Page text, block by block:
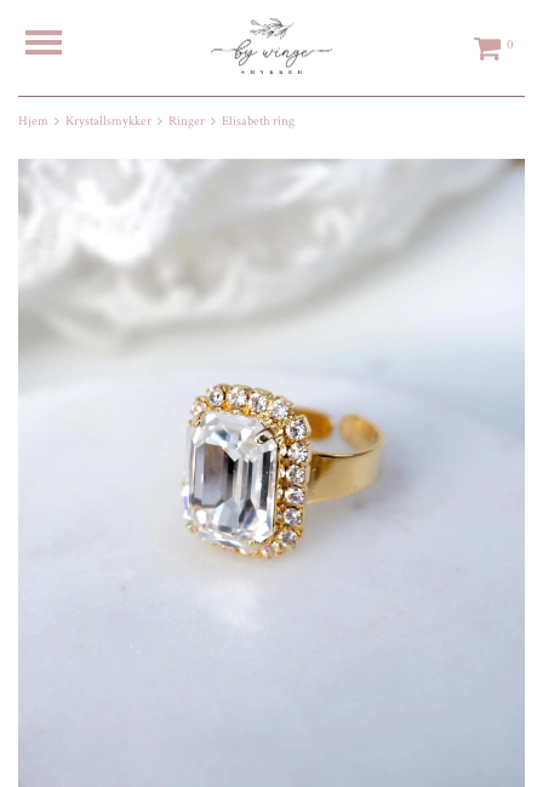
0
Hjem Krystallsmykker Ringer Elisabeth ring